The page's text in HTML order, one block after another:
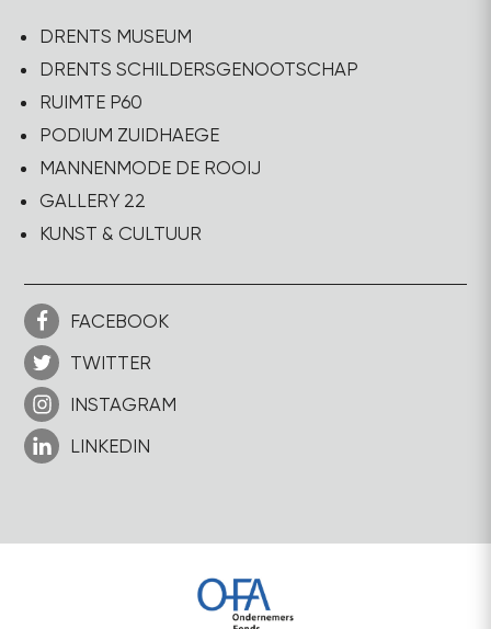
DRENTS MUSEUM
DRENTS SCHILDERSGENOOTSCHAP
RUIMTE P60
PODIUM ZUIDHAEGE
MANNENMODE DE ROOIJ
GALLERY 22
KUNST & CULTUUR
FACEBOOK
TWITTER
INSTAGRAM
LINKEDIN